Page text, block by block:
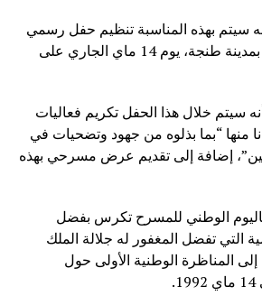
سيتم بهذه المناسبة تنظيم حفل رسمي
بقصر الفنون والثقافة بمدينة طنجة، يوم 14 ماي الجاري على
سيتم خلال هذا الحفل تكريم فعاليات
منها “بما بذلوه من جهود وتضحيات في
إضافة إلى تقديم عرض مسرحي بهذه
باليوم الوطني للمسرح تكرس بفضل
التي تفضل المغفور له جلالة الملك
إلى المناظرة الوطنية الأولى حول